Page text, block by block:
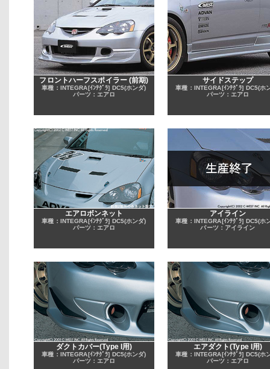
フロントハーフスポイラー (前期)
車種：INTEGRA[ｲﾝﾃｸﾞﾗ] DC5(ホンダ)
パーツ：エアロ
サイドステップ
車種：INTEGRA[ｲﾝﾃｸﾞﾗ] DC5(ホ
パーツ：エアロ
エアロボンネット
車種：INTEGRA[ｲﾝﾃｸﾞﾗ] DC5(ホンダ)
パーツ：エアロ
アイライン
車種：INTEGRA[ｲﾝﾃｸﾞﾗ] DC5(ホ
パーツ：アイライン
ダクトカバー(Type I用)
車種：INTEGRA[ｲﾝﾃｸﾞﾗ] DC5(ホンダ)
パーツ：エアロ
エアダクト(Type I用)
車種：INTEGRA[ｲﾝﾃｸﾞﾗ] DC5(ホ
パーツ：エアロ